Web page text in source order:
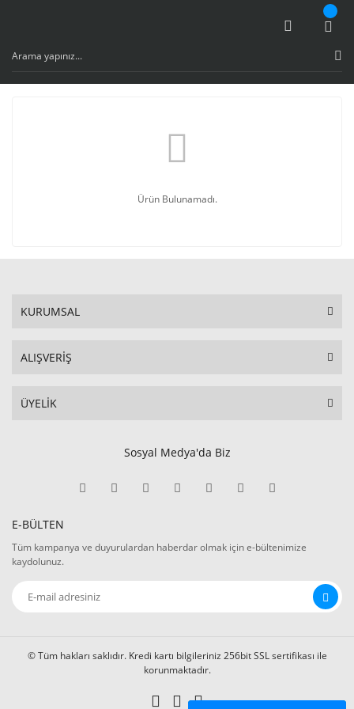
Ürün Bulunamadı.
KURUMSAL
ALIŞVERİŞ
ÜYELİK
Sosyal Medya'da Biz
E-BÜLTEN
Tüm kampanya ve duyurulardan haberdar olmak için e-bültenimize
kaydolunuz.
© Tüm hakları saklıdır. Kredi kartı bilgileriniz 256bit SSL sertifikası ile
korunmaktadır.